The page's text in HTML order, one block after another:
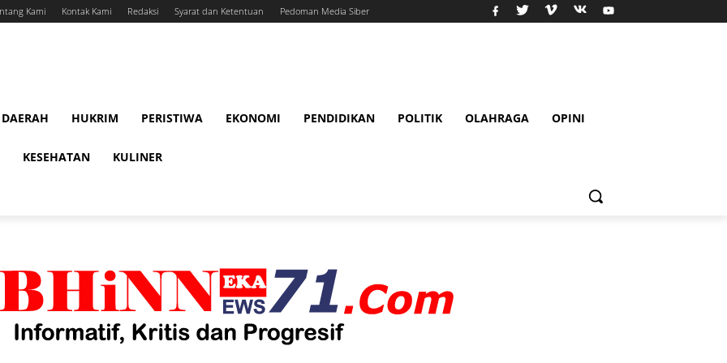
Kami Kontak Kami Redaksi Syarat dan Ketentuan Pedoman Media Siber
DAERAH HUKRIM PERISTIWA EKONOMI PENDIDIKAN POLITIK OLAHRAGA OPINI
KESEHATAN KULINER